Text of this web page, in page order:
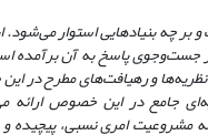
چه بنیادهایی استوار میشود.
جستوجوی پاسخ به آن برآمده
ها و رهیافتهای مطرح در
ای جامع در این خصوص ارائه
مشروعیت امری نسبی،